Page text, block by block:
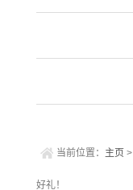
当前位置： 主页 >
好礼！